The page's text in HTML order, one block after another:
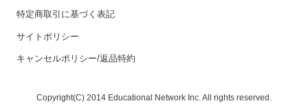
特定商取引に基づく表記
サイトポリシー
キャンセルポリシー/返品特約
Copyright(C) 2014 Educational Network Inc. All rights reserved.